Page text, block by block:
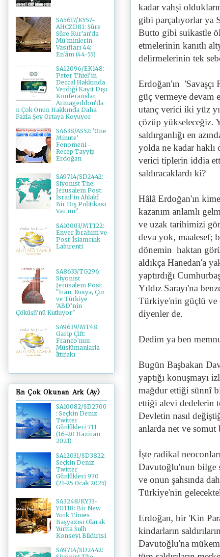
kadar vahşi
gibi parçalıyorlar ya
Butto gibi suikastle
etmelerinin kanıtlı
delirmelerinin tek
Erdoğan'ın
güç vermeye devam
utanç verici iki yüz
çözüp yükseleceğiz.
saldırganlığı en
yolda ne kadar
verici tiplerin iddia
saldıracaklardı ki?
Hâlâ Erdoğan'ın
kazanım anlamlı
ve uzak tarihimizi
deva yok, maalesef;
dönemin haktan
aldıkça Hanedan'a
yaptırdığı
Yıldız Sarayı'na
Türkiye'nin güçlü ve
diyenler de.
Dedim ya ben
Bugün Başbakan
yaptığı konuşmayı
mağdur ettiği sünnî
ettiği alevi dedelerin
Devletin nasıl
anlarda net ve
İşte radikal
Davutoğlu'nun bilge
ve onun şahsında
Türkiye'nin
Erdoğan, bir 'Kin
kindarların
Davutoğlu'na
SA5617/KY57-
AHCZD81: Sûre
Sûre Kur'an'da
Mü'minlerin
Vasıfları 44:
En'âm (44-55)
SA12096/EK148:
Peter Thiel'in
Deccal Hakkında
Verdiği Kayıt Dışı
Konferanslar,
Armageddon'da
n Çok Onun Hakkında Daha
Fazla Şey Ortaya Koyuyor
SA638/AS52: 'One
Minute'
Fenomeni -
Recep Tayyip
Erdoğan
SA9714/SD2442:
Siyonist The
Jerusalem Post:
İsrail'in Ahlakî
Bir Dış Politikası
Var mı?
SA10003/MT122:
Enver İbrahim ve
Post-İslamcılık
Labirenti
SA8633/TG296:
Siyonist
Jerusalem Post:
"İran, Rusya, Çin
ve Türkiye
'ABD’nin
Çöküşü'nü Kutluyor"
SA9639/MT48:
Garip Çift:
Franco'nun
Müslümanlarla
İttifakı
En Çok Okunan Ark (Ay)
SA10082/SD2700
: Seçkin Deniz
Twitter
Günlükleri 711
(16-20 Haziran
2021)
SA12031/SD3822:
Seçkin Deniz
Twitter
Günlükleri 970
(21-25 Ocak 2025)
SA3248/KY33-
YO118: Bir New
York Times
Başyazısı Olarak
Yurtta Sulh
Konseyi Bildirisi
SA9714/SD2442: